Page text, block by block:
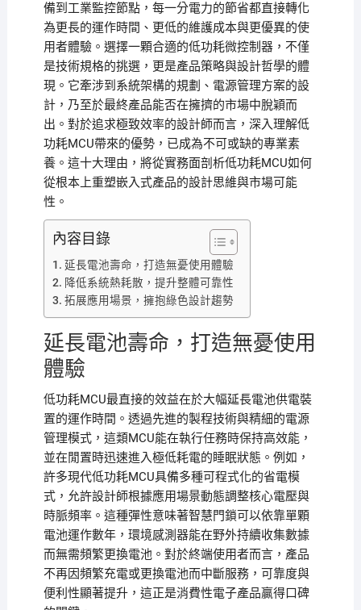
備到工業監控節點，每一分電力的節省都直接轉化
為更長的運作時間、更低的維護成本與更優異的使
用者體驗。選擇一顆合適的低功耗微控制器，不僅
是技術規格的挑選，更是產品策略與設計哲學的體
現。它牽涉到系統架構的規劃、電源管理方案的設
計，乃至於最終產品能否在擁擠的市場中脫穎而
出。對於追求極致效率的設計師而言，深入理解低
功耗MCU帶來的優勢，已成為不可或缺的專業素
養。這十大理由，將從實務面剖析低功耗MCU如何
從根本上重塑嵌入式產品的設計思維與市場可能
性。
內容目錄
延長電池壽命，打造無憂使用體驗
降低系統熱耗散，提升整體可靠性
拓展應用場景，擁抱綠色設計趨勢
延長電池壽命，打造無憂使用
體驗
低功耗MCU最直接的效益在於大幅延長電池供電裝
置的運作時間。透過先進的製程技術與精細的電源
管理模式，這類MCU能在執行任務時保持高效能，
並在閒置時迅速進入極低耗電的睡眠狀態。例如，
許多現代低功耗MCU具備多種可程式化的省電模
式，允許設計師根據應用場景動態調整核心電壓與
時脈頻率。這種彈性意味著智慧門鎖可以依靠單顆
電池運作數年，環境感測器能在野外持續收集數據
而無需頻繁更換電池。對於終端使用者而言，產品
不再因頻繁充電或更換電池而中斷服務，可靠度與
便利性顯著提升，這正是消費性電子產品贏得口碑